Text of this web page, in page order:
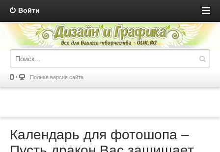
Войти
Полная версия сайта
Календарь для фотошопа –